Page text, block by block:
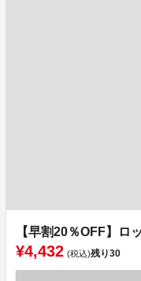
【早割20％OFF】ロ
¥4,432 (税込)残り30